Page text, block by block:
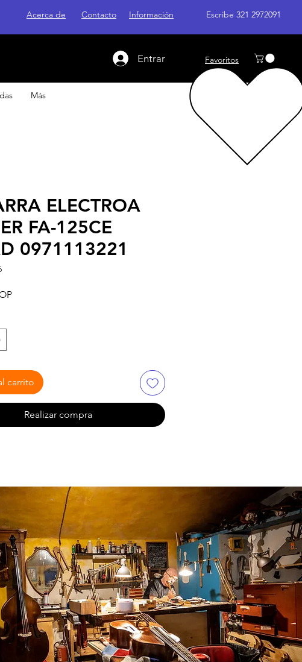
Acerca de Contacto Información Escribe 321 2972091
Entrar Favoritos
Más
ELECTROA
FA-125CE
0971113221
Precio
carrito
Realizar compra